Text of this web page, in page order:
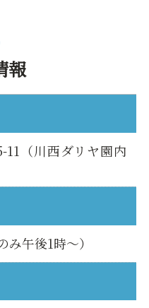
報
11（川西ダリヤ園内
午後1時～）